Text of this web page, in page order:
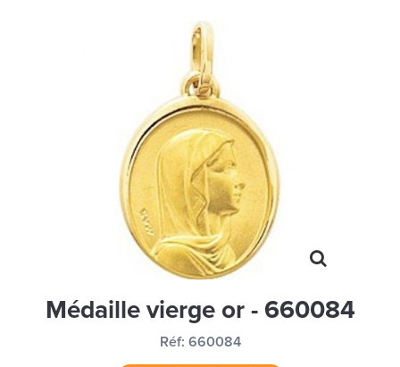
BIJOUX
MONTRES
LES GEORGETTES
SWAROVSKI
BONNES AFFAIRES
CARTES CADEAUX
IDÉE CADEAUX
QUI SOMMES NOUS
BLOG
Médaille vierge or - 660084
Réf: 660084